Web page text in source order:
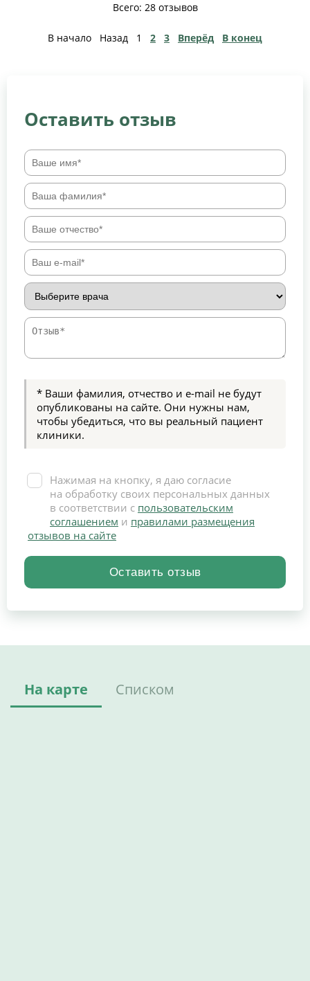
Всего: 28 отзывов
В начало Назад 1 2 3 Вперёд В конец
Оставить отзыв
* Ваши фамилия, отчество и e-mail не будут
опубликованы на сайте. Они нужны нам,
чтобы убедиться, что вы реальный пациент
клиники.
Нажимая на кнопку, я даю согласие
на обработку своих персональных данных
в соответствии с пользовательским
соглашением и правилами размещения
отзывов на сайте
На карте Списком